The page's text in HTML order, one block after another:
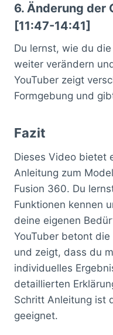
6. Änderung der
[11:47-14:41]
Du lernst, wie du
weiter verändern
YouTuber zeigt
Formgebung und
Fazit
Dieses Video bietet
Anleitung zum
Fusion 360. Du
Funktionen kennen
deine eigenen
YouTuber betont
und zeigt, dass du
individuelles
detaillierten
Schritt Anleitung ist
geeignet.